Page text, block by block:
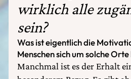
wirklich alle
sein?
Was ist eigentlich die
Menschen sich um solche
Manchmal ist es der Erhalt